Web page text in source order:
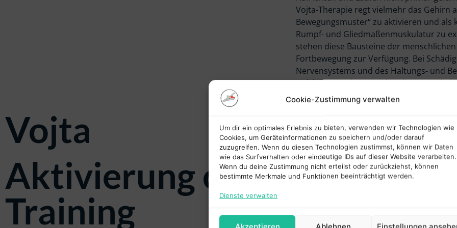
Cookie-Zustimmung verwalten
Um dir ein optimales Erlebnis zu bieten, verwenden wir Technologien wie
Cookies, um Geräteinformationen zu speichern und/oder darauf
zuzugreifen. Wenn du diesen Technologien zustimmst, können wir Daten
wie das Surfverhalten oder eindeutige IDs auf dieser Website verarbeiten.
Wenn du deine Zustimmung nicht erteilst oder zurückziehst, können
bestimmte Merkmale und Funktionen beeinträchtigt werden.
Dienste verwalten
Vojta-Therapie regt vielmehr das Gehirn
Bewegungsmuster“ zu aktivieren und
Rumpf- und Gliedmaßenmuskulatur zu
stehen diese Bausteine der
Fortbewegung zur Verfügung. Bei
Nervensystems und des Haltungs- und
welcher Ursache – werden diese
spontan nur eingeschränkt eingesetzt.
Vojta
Aktivierung ohne
Training
Je früher
besser
Die Vojta-Therapie kann von Geburt an
werden – allerdings mit
ist das Zentralnervensystem noch sehr